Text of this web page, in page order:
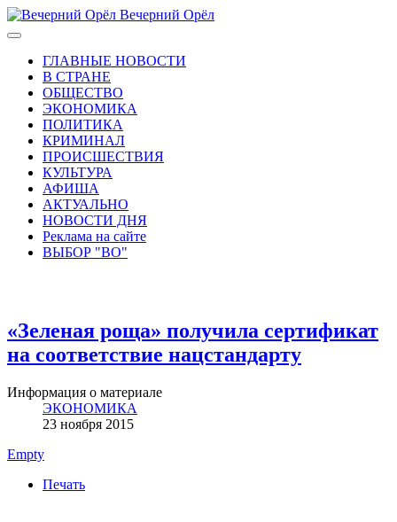
Вечерний Орёл
ГЛАВНЫЕ НОВОСТИ
В СТРАНЕ
ОБЩЕСТВО
ЭКОНОМИКА
ПОЛИТИКА
КРИМИНАЛ
ПРОИСШЕСТВИЯ
КУЛЬТУРА
АФИША
АКТУАЛЬНО
НОВОСТИ ДНЯ
Реклама на сайте
ВЫБОР "ВО"
«Зеленая роща» получила сертификат
на соответствие нацстандарту
Информация о материале
ЭКОНОМИКА
23 ноября 2015
Empty
Печать